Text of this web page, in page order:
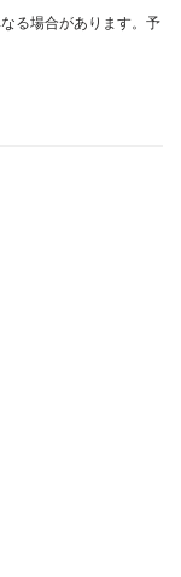
る場合があります。予